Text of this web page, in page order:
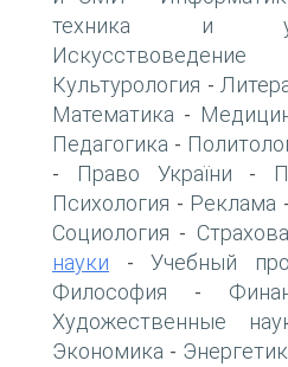
техника и
Искусствоведение
Культурология -
Математика -
Педагогика -
- Право України -
Психология - Реклама -
Социология -
науки - Учебный
Философия -
Художественные
Экономика -